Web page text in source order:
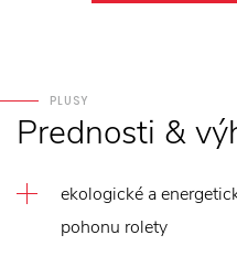
PLUSY
Prednosti &
ekologické a
pohonu rolety